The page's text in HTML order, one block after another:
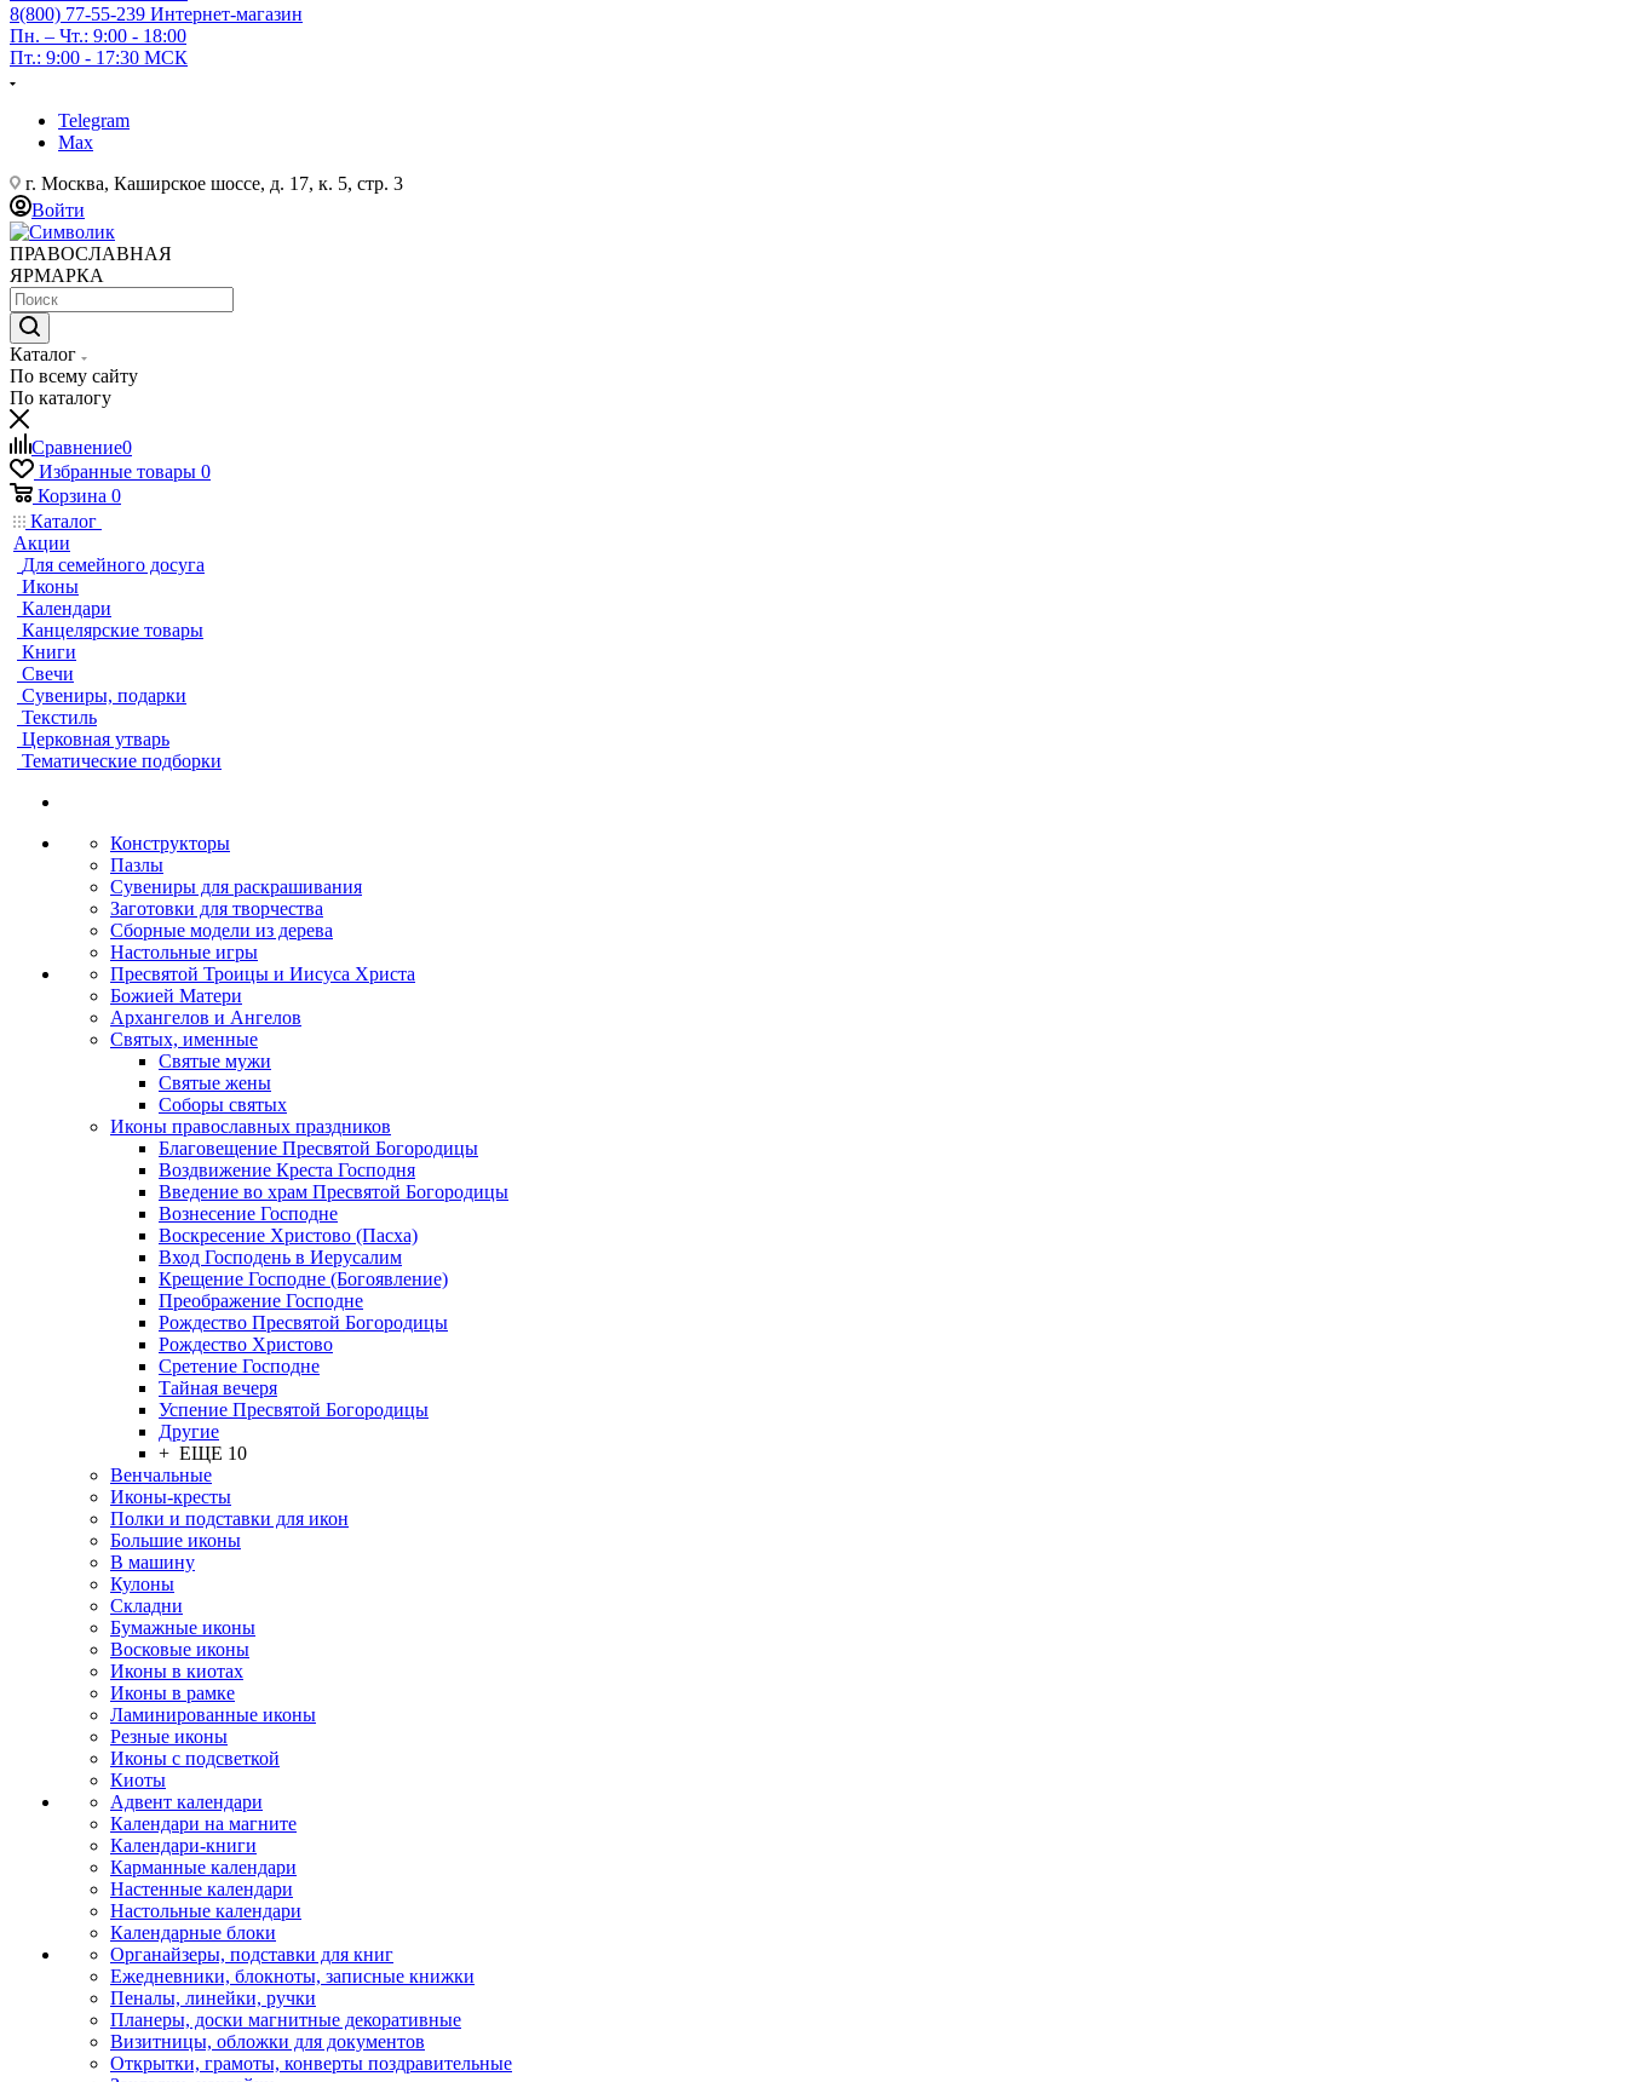
8(800) 77-55-239 Интернет-магазин
Пн. – Чт.: 9:00 - 18:00
Пт.: 9:00 - 17:30 МСК
Telegram
Max
г. Москва, Каширское шоссе, д. 17, к. 5, стр. 3
Войти
ПРАВОСЛАВНАЯ
ЯРМАРКА
Каталог
По всему сайту
По каталогу
Сравнение0
Избранные товары 0
Корзина 0
Каталог
Акции
Для семейного досуга
Иконы
Календари
Канцелярские товары
Книги
Свечи
Сувениры, подарки
Текстиль
Церковная утварь
Тематические подборки
Конструкторы
Пазлы
Сувениры для раскрашивания
Заготовки для творчества
Сборные модели из дерева
Настольные игры
Пресвятой Троицы и Иисуса Христа
Божией Матери
Архангелов и Ангелов
Святых, именные
Святые мужи
Святые жены
Соборы святых
Иконы православных праздников
Благовещение Пресвятой Богородицы
Воздвижение Креста Господня
Введение во храм Пресвятой Богородицы
Вознесение Господне
Воскресение Христово (Пасха)
Вход Господень в Иерусалим
Крещение Господне (Богоявление)
Преображение Господне
Рождество Пресвятой Богородицы
Рождество Христово
Сретение Господне
Тайная вечеря
Успение Пресвятой Богородицы
Другие
+ ЕЩЕ 10
Венчальные
Иконы-кресты
Полки и подставки для икон
Большие иконы
В машину
Кулоны
Складни
Бумажные иконы
Восковые иконы
Иконы в киотах
Иконы в рамке
Ламинированные иконы
Резные иконы
Иконы с подсветкой
Киоты
Адвент календари
Календари на магните
Календари-книги
Карманные календари
Настенные календари
Настольные календари
Календарные блоки
Органайзеры, подставки для книг
Ежедневники, блокноты, записные книжки
Пеналы, линейки, ручки
Планеры, доски магнитные декоративные
Визитницы, обложки для документов
Открытки, грамоты, конверты поздравительные